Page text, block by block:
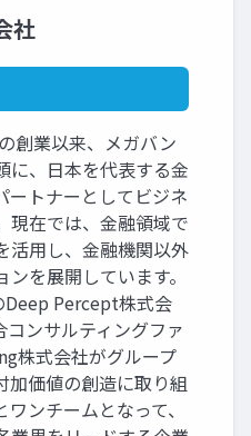
社
創業以来、メガバン
に、日本を代表する金
ートナーとしてビジネ
現在では、金融領域で
活用し、金融機関以外
を展開しています。
Deep Percept株式会
ンサルティングファ
株式会社がグループ
加価値の創造に取り組
ンチームとなって、